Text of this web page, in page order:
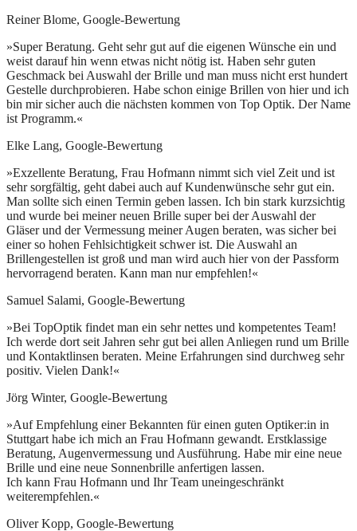
Reiner Blome, Google-Bewertung
»Super Beratung. Geht sehr gut auf die eigenen Wünsche ein und
weist darauf hin wenn etwas nicht nötig ist. Haben sehr guten
Geschmack bei Auswahl der Brille und man muss nicht erst hundert
Gestelle durchprobieren. Habe schon einige Brillen von hier und ich
bin mir sicher auch die nächsten kommen von Top Optik. Der Name
ist Programm.«
Elke Lang, Google-Bewertung
»Exzellente Beratung, Frau Hofmann nimmt sich viel Zeit und ist
sehr sorgfältig, geht dabei auch auf Kundenwünsche sehr gut ein.
Man sollte sich einen Termin geben lassen. Ich bin stark kurzsichtig
und wurde bei meiner neuen Brille super bei der Auswahl der
Gläser und der Vermessung meiner Augen beraten, was sicher bei
einer so hohen Fehlsichtigkeit schwer ist. Die Auswahl an
Brillengestellen ist groß und man wird auch hier von der Passform
hervorragend beraten. Kann man nur empfehlen!«
Samuel Salami, Google-Bewertung
»Bei TopOptik findet man ein sehr nettes und kompetentes Team!
Ich werde dort seit Jahren sehr gut bei allen Anliegen rund um Brille
und Kontaktlinsen beraten. Meine Erfahrungen sind durchweg sehr
positiv. Vielen Dank!«
Jörg Winter, Google-Bewertung
»Auf Empfehlung einer Bekannten für einen guten Optiker:in in
Stuttgart habe ich mich an Frau Hofmann gewandt. Erstklassige
Beratung, Augenvermessung und Ausführung. Habe mir eine neue
Brille und eine neue Sonnenbrille anfertigen lassen.
Ich kann Frau Hofmann und Ihr Team uneingeschränkt
weiterempfehlen.«
Oliver Kopp, Google-Bewertung